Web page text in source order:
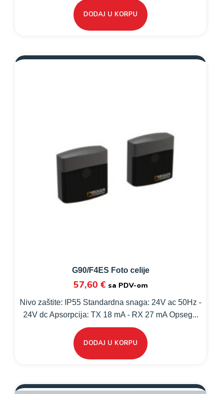
DODAJ U KORPU
G90/F4ES Foto celije
57,60 € sa PDV-om
Nivo zaštite: IP55 Standardna snaga: 24V ac 50Hz -
24V dc Apsorpcija: TX 18 mA - RX 27 mA Opseg...
DODAJ U KORPU